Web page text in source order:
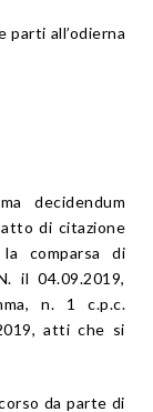
all’odierna
decidendum
di citazione
comparsa di
il 04.09.2019,
n. 1 c.p.c.
atti che si
da parte di